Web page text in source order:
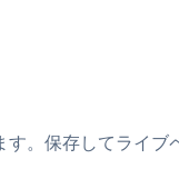
。保存してライブ